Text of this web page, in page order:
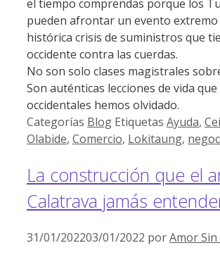
el tiempo comprendas porque los
pueden afrontar un evento extremo
histórica crisis de suministros que
occidente contra las cuerdas.
No son solo clases magistrales
Son auténticas lecciones de vida que
occidentales hemos olvidado.
Categorías Blog Etiquetas Ayuda,
Olabide, Comercio, Lokitaung,
La construcción que el
Calatrava jamás
31/01/202203/01/2022 porAmor